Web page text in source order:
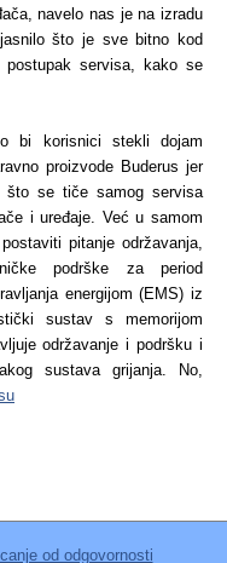
navelo nas je na izradu
što je sve bitno kod
servisa, kako se
bi korisnici stekli dojam
proizvode Buderus jer
se tiče samog servisa
i uređaje. Već u samom
pitanje održavanja,
podrške za period
energijom (EMS) iz
sustav s memorijom
održavanje i podršku i
sustava grijanja. No,
od odgovornosti